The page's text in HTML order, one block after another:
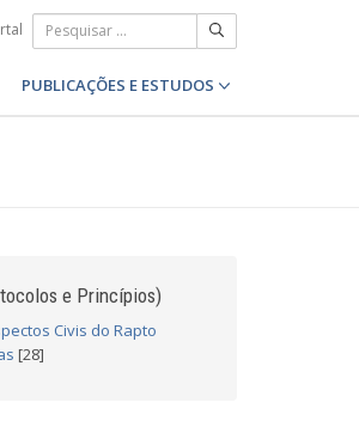
PUBLICAÇÕES E ESTUDOS
e Princípios)
Civis do Rapto
[28]